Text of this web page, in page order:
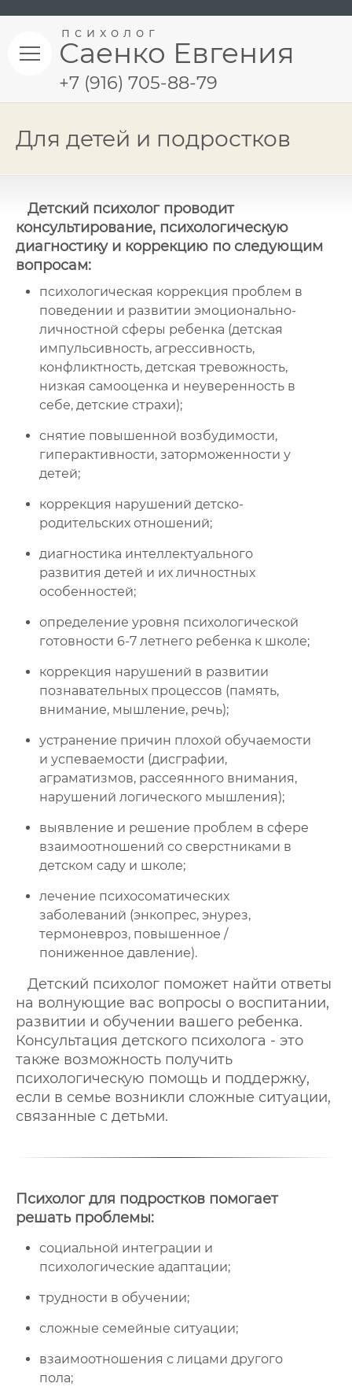
Саенко Евгения
психолог
+7 (916) 705-88-79
Для детей и подростков
Детский психолог проводит
консультирование, психологическую
диагностику и коррекцию по следующим
вопросам:
психологическая коррекция проблем в
поведении и развитии эмоционально-
личностной сферы ребенка (детская
импульсивность, агрессивность,
конфликтность, детская тревожность,
низкая самооценка и неуверенность в
себе, детские страхи);
снятие повышенной возбудимости,
гиперактивности, заторможенности у
детей;
коррекция нарушений детско-
родительских отношений;
диагностика интеллектуального
развития детей и их личностных
особенностей;
определение уровня психологической
готовности 6-7 летнего ребенка к школе;
коррекция нарушений в развитии
познавательных процессов (память,
внимание, мышление, речь);
устранение причин плохой обучаемости
и успеваемости (дисграфии,
аграматизмов, рассеянного внимания,
нарушений логического мышления);
выявление и решение проблем в сфере
взаимоотношений со сверстниками в
детском саду и школе;
лечение психосоматических
заболеваний (энкопрес, энурез,
термоневроз, повышенное /
пониженное давление).
Детский психолог поможет найти ответы
на волнующие вас вопросы о воспитании,
развитии и обучении вашего ребенка.
Консультация детского психолога - это
также возможность получить
психологическую помощь и поддержку,
если в семье возникли сложные ситуации,
связанные с детьми.
Психолог для подростков помогает
решать проблемы:
социальной интеграции и
психологические адаптации;
трудности в обучении;
сложные семейные ситуации;
взаимоотношения с лицами другого
пола;